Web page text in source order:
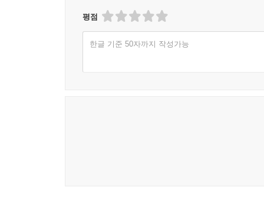
평점
한글 기준 50자까지 작성가능